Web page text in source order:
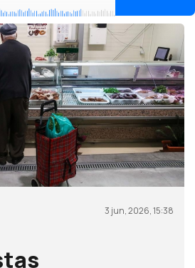
3 jun, 2026, 15:38